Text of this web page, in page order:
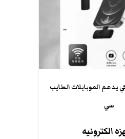
يدعم الموبايلات الطايب
سي
الكترونيه